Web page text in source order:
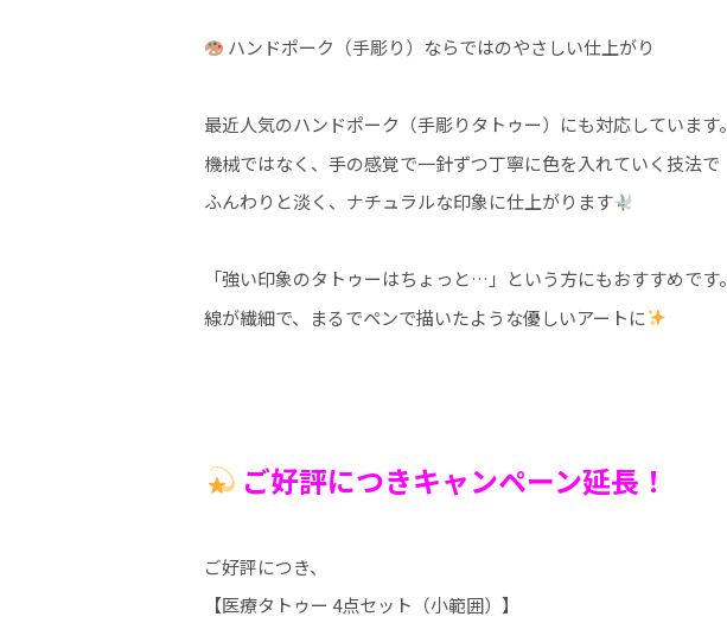
ハンドポーク（手彫り）ならではのやさしい仕上がり
最近人気のハンドポーク（手彫りタトゥー）にも対応しています。
機械ではなく、手の感覚で一針ずつ丁寧に色を入れていく技法で
ふんわりと淡く、ナチュラルな印象に仕上がります
「強い印象のタトゥーはちょっと…」という方にもおすすめです。
線が繊細で、まるでペンで描いたような優しいアートに
ご好評につきキャンペーン延長！
ご好評につき、
【医療タトゥー 4点セット（小範囲）】